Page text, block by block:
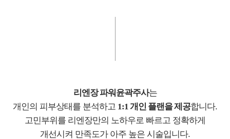
리엔장 파워윤곽주사는
개인의 피부상태를 분석하고 1:1 개인 플랜을 제공합니다.
고민부위를 리엔장만의 노하우로 빠르고 정확하게
개선시켜 만족도가 아주 높은 시술입니다.